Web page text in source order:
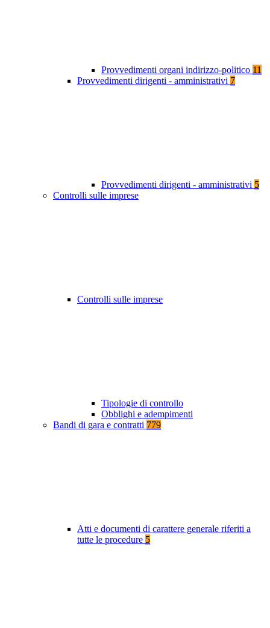
Provvedimenti organi indirizzo-politico 11
Provvedimenti dirigenti - amministrativi 7
Provvedimenti dirigenti - amministrativi 5
Controlli sulle imprese
Controlli sulle imprese
Tipologie di controllo
Obblighi e adempimenti
Bandi di gara e contratti 779
Atti e documenti di carattere generale riferiti a
tutte le procedure 5